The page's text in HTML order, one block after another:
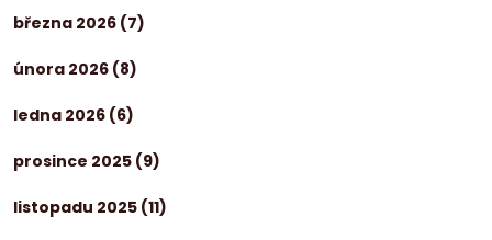
března 2026 (7)
února 2026 (8)
ledna 2026 (6)
prosince 2025 (9)
listopadu 2025 (11)